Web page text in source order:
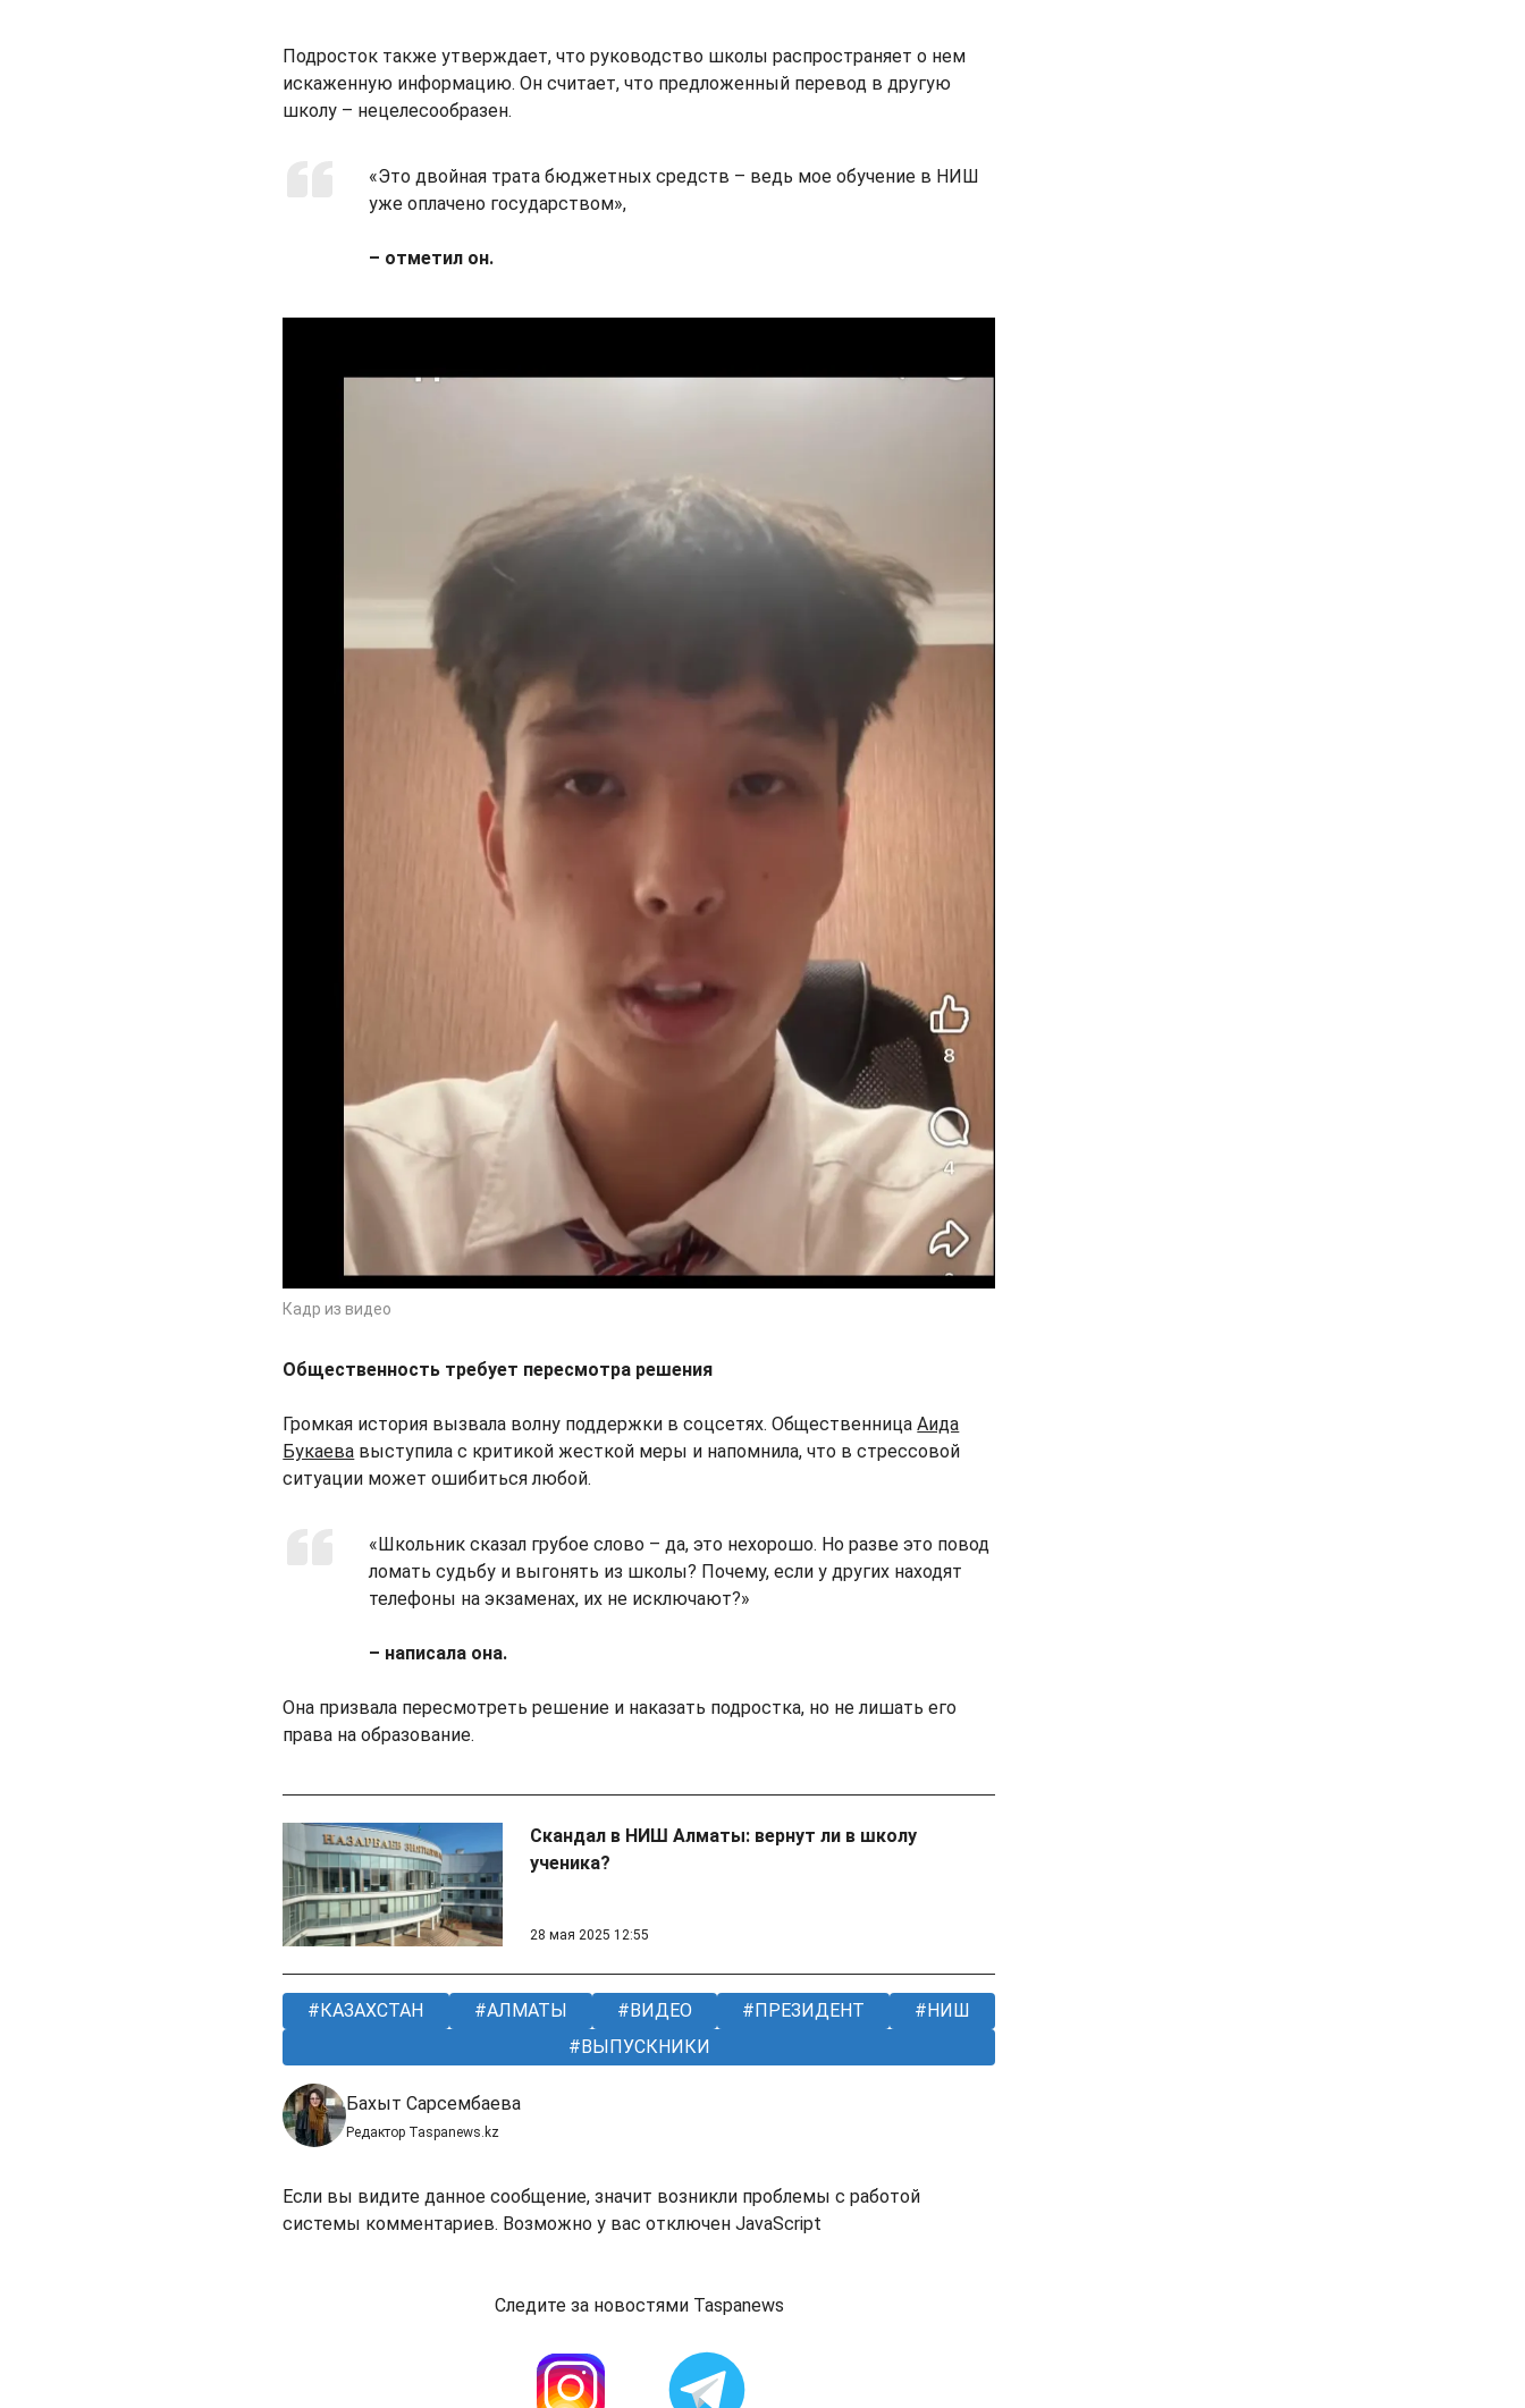
Подросток также утверждает, что руководство школы распространяет о нем
искаженную информацию. Он считает, что предложенный перевод в другую
школу – нецелесообразен.
«Это двойная трата бюджетных средств – ведь мое обучение в НИШ
уже оплачено государством»,
– отметил он.
Кадр из видео
Общественность требует пересмотра решения
Громкая история вызвала волну поддержки в соцсетях. ОбщественницаАида
Букаева выступила с критикой жесткой меры и напомнила, что в стрессовой
ситуации может ошибиться любой.
«Школьник сказал грубое слово – да, это нехорошо. Но разве это повод
ломать судьбу и выгонять из школы? Почему, если у других находят
телефоны на экзаменах, их не исключают?»
– написала она.
Она призвала пересмотреть решение и наказать подростка, но не лишать его
права на образование.
Скандал в НИШ Алматы: вернут ли в школу
ученика?
28 мая 2025 12:55
КАЗАХСТАН АЛМАТЫ ВИДЕО ПРЕЗИДЕНТ
НИШ
ВЫПУСКНИКИ
Бахыт Сарсембаева
Редактор Taspanews.kz
Если вы видите данное сообщение, значит возникли проблемы с работой
системы комментариев. Возможно у вас отключен JavaScript
Следите за новостями Taspanews